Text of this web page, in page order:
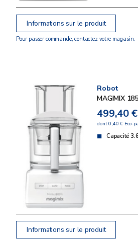
Informations sur le produit
Pour passer commande, contactez votre magasin.
Robot
MAGIMIX
499,40 €
dont 0,40 € Eco-
Capacité
Informations sur le produit